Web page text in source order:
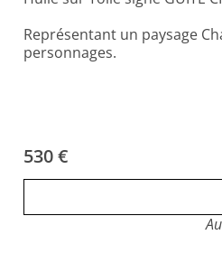
Représentant un paysage
personnages.
530 €